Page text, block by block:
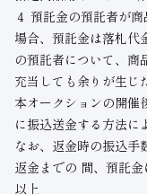
４ 預託金の預託者が
場合、預託金は落札代
の預託者について、商
充当しても余りが生じ
本オークションの開催
に振込送金する方法に
なお、返金時の振込手
返金までの 間、預託金
以上